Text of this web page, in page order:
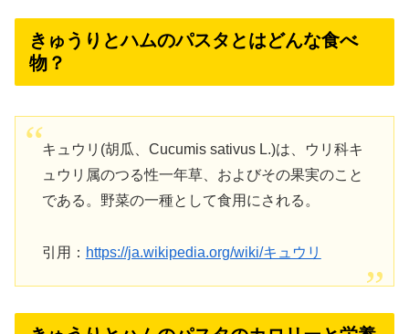
きゅうりとハムのパスタとはどんな食べ
物？
キュウリ(胡瓜、Cucumis sativus L.)は、ウリ科キ
ュウリ属のつる性一年草、およびその果実のこと
である。野菜の一種として食用にされる。
引用： https://ja.wikipedia.org/wiki/キュウリ